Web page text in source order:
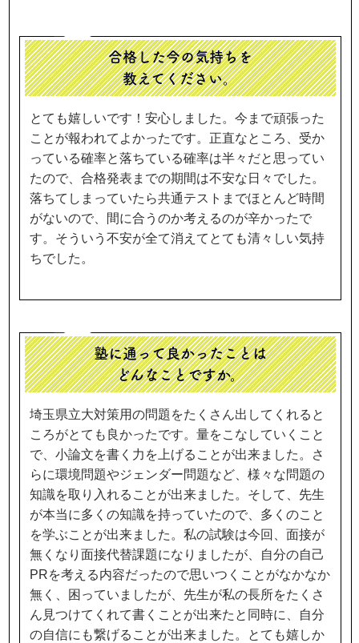
合格した今の気持ちを
教えてください。
とても嬉しいです！安心しました。今まで頑張った
ことが報われてよかったです。正直なところ、受か
っている確率と落ちている確率は半々だと思ってい
たので、合格発表までの期間は不安な日々でした。
落ちてしまっていたら共通テストまでほとんど時間
がないので、間に合うのか考えるのが辛かったで
す。そういう不安が全て消えてとても清々しい気持
ちでした。
塾に通って良かったことは
どんなことですか。
埼玉県立大対策用の問題をたくさん出してくれると
ころがとても良かったです。量をこなしていくこと
で、小論文を書く力を上げることが出来ました。さ
らに環境問題やジェンダー問題など、様々な問題の
知識を取り入れることが出来ました。そして、先生
が本当に多くの知識を持っていたので、多くのこと
を学ぶことが出来ました。私の試験は今回、面接が
無くなり面接代替課題になりましたが、自分の自己
PRを考える内容だったので思いつくことがなかなか
無く、困っていましたが、先生が私の長所をたくさ
ん見つけてくれて書くことが出来たと同時に、自分
の自信にも繋げることが出来ました。とても嬉しか